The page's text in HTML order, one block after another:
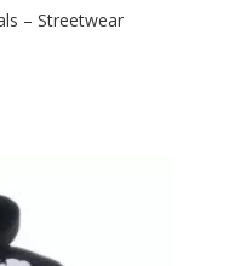
– Streetwear